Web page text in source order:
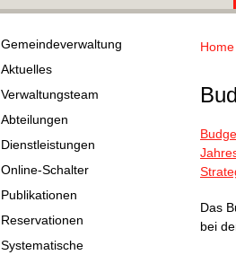
Gemeindeverwaltung
Aktuelles
Verwaltungsteam
Abteilungen
Dienstleistungen
Online-Schalter
Publikationen
Reservationen
Systematische
Home
Das
bei